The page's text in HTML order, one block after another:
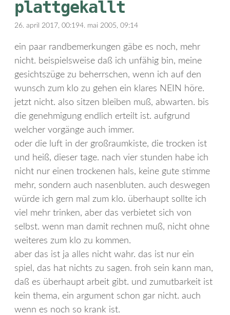
plattgekallt
26. april 2017, 00:194. mai 2005, 09:14
ein paar randbemerkungen gäbe es noch, mehr
nicht. beispielsweise daß ich unfähig bin, meine
gesichtszüge zu beherrschen, wenn ich auf den
wunsch zum klo zu gehen ein klares NEIN höre.
jetzt nicht. also sitzen bleiben muß, abwarten. bis
die genehmigung endlich erteilt ist. aufgrund
welcher vorgänge auch immer.
oder die luft in der großraumkiste, die trocken ist
und heiß, dieser tage. nach vier stunden habe ich
nicht nur einen trockenen hals, keine gute stimme
mehr, sondern auch nasenbluten. auch deswegen
würde ich gern mal zum klo. überhaupt sollte ich
viel mehr trinken, aber das verbietet sich von
selbst. wenn man damit rechnen muß, nicht ohne
weiteres zum klo zu kommen.
aber das ist ja alles nicht wahr. das ist nur ein
spiel, das hat nichts zu sagen. froh sein kann man,
daß es überhaupt arbeit gibt. und zumutbarkeit ist
kein thema, ein argument schon gar nicht. auch
wenn es noch so krank ist.